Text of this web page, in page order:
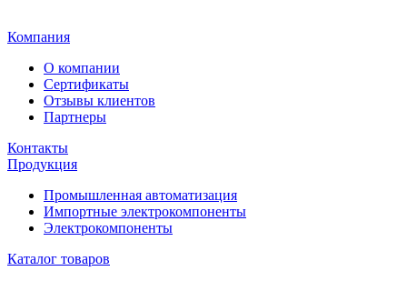
Компания
О компании
Сертификаты
Отзывы клиентов
Партнеры
Контакты
Продукция
Промышленная автоматизация
Импортные электрокомпоненты
Электрокомпоненты
Каталог товаров